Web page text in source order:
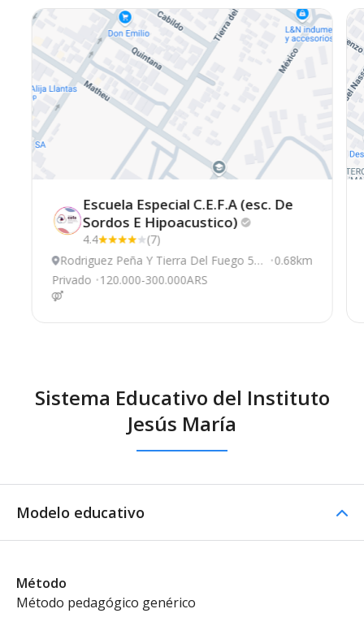
Escuela Especial C.E.F.A (esc. De
Sordos E Hipoacustico)
4.4
(7)
Rodriguez Peña Y Tierra Del Fuego 56
90, General Pueyrredón
0.68km
Privado
120.000-300.000ARS
Sistema Educativo del Instituto
Jesús María
Modelo educativo
Método
Método pedagógico genérico